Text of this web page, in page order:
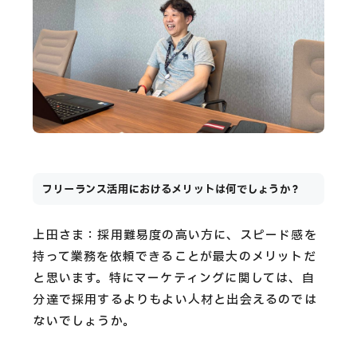
フリーランス活用におけるメリットは何でしょうか？
上田さま：採用難易度の高い方に、スピード感を
持って業務を依頼できることが最大のメリットだ
と思います。特にマーケティングに関しては、自
分達で採用するよりもよい人材と出会えるのでは
ないでしょうか。